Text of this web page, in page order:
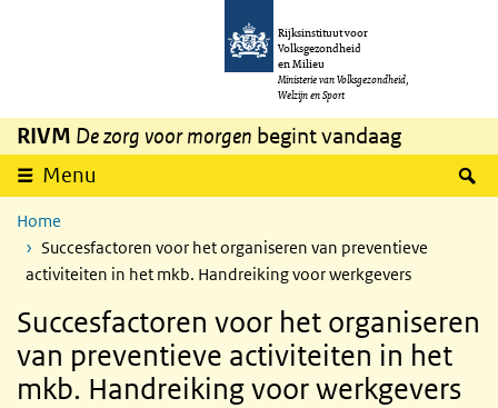
Overslaan en naar de inhoud gaan
Rijksinstituut voor
Volksgezondheid
en Milieu
Ministerie van Volksgezondheid,
Welzijn en Sport
RIVM De zorg voor morgen begint vandaag
Menu
Home
Succesfactoren voor het organiseren van preventieve
activiteiten in het mkb. Handreiking voor werkgevers
Succesfactoren voor het organiseren
van preventieve activiteiten in het
mkb. Handreiking voor werkgevers